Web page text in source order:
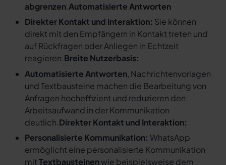
abgrenzen.Automatisierte Antworten
Direkter Kontakt und Interaktion: Sie können
direkt mit den Empfängern in Kontakt treten und
auf Rückfragen oder Anliegen in Echtzeit
reagieren.Breite Nutzerbasis:
Automatisierte Antworten, Nachrichtenvorlagen
und Textbausteine machen die Bearbeitung von
Anfragen hocheffizient und reduzieren den
Arbeitsaufwand in der Kommunikation
deutlich.Direkter Kontakt und Interaktion:
Personalisierte Kommunikation: WhatsApp
ermöglicht eine personalisierte Kommunikation
mitTextbausteinenwie beispielsweise dem